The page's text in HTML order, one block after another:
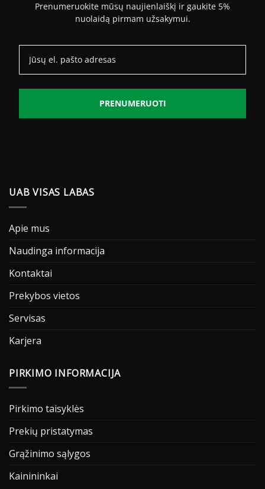
Prenumeruokite mūsų naujienlaiškį ir gaukite 5%
nuolaidą pirmam užsakymui.
PRENUMERUOTI
UAB VISAS LABAS
Apie mus
Naudinga informacija
Kontaktai
Prekybos vietos
Servisas
Karjera
PIRKIMO INFORMACIJA
Pirkimo taisyklės
Prekių pristatymas
Grąžinimo sąlygos
Kainininkai